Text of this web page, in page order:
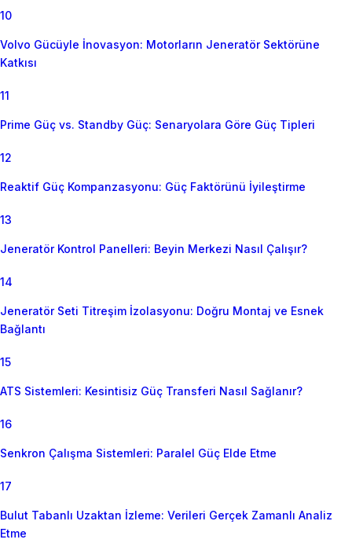
10
Volvo Gücüyle İnovasyon: Motorların Jeneratör Sektörüne
Katkısı
11
Prime Güç vs. Standby Güç: Senaryolara Göre Güç Tipleri
12
Reaktif Güç Kompanzasyonu: Güç Faktörünü İyileştirme
13
Jeneratör Kontrol Panelleri: Beyin Merkezi Nasıl Çalışır?
14
Jeneratör Seti Titreşim İzolasyonu: Doğru Montaj ve Esnek
Bağlantı
15
ATS Sistemleri: Kesintisiz Güç Transferi Nasıl Sağlanır?
16
Senkron Çalışma Sistemleri: Paralel Güç Elde Etme
17
Bulut Tabanlı Uzaktan İzleme: Verileri Gerçek Zamanlı Analiz
Etme